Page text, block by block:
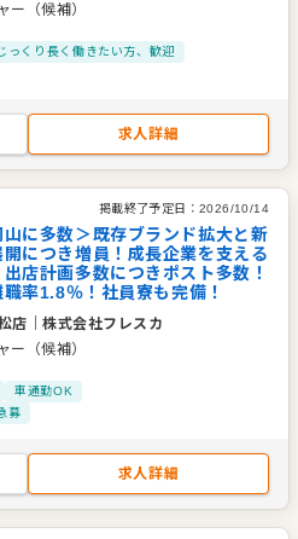
ー（候補）
っくり長く働きたい方、歓迎
求人詳細
掲載終了予定日： 2026/10/14
山に多数＞既存ブランド拡大と新
開につき増員！成長企業を支える
店計画多数につきポスト多数！
率1.8％！社員寮も完備！
店 ｜株式会社フレスカ
ー（候補）
車通勤OK
募
求人詳細